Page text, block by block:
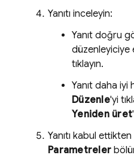
Yanıtı inceleyin:
Yanıt doğru
düzenleyiciye
tıklayın.
Yanıt daha
Düzenle'yi
Yeniden üret
Yanıtı kabul
Parametreler